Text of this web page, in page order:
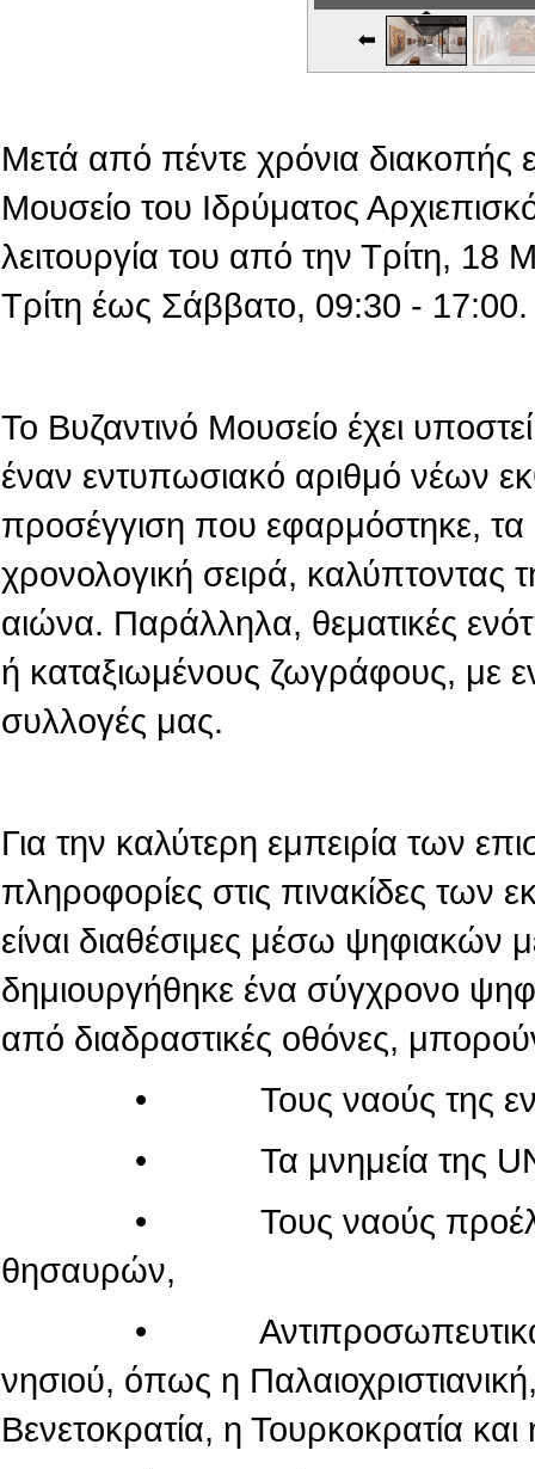
Μετά από πέντε χρόνια διακοπής
Μουσείο του Ιδρύματος
λειτουργία του από την Τρίτη,
Τρίτη έως Σάββατο, 09:30 - 17:00.
Το Βυζαντινό Μουσείο έχει υποστεί
έναν εντυπωσιακό αριθμό νέων
προσέγγιση που εφαρμόστηκε, τα
χρονολογική σειρά, καλύπτοντας
αιώνα. Παράλληλα, θεματικές
ή καταξιωμένους ζωγράφους, με
συλλογές μας.
Για την καλύτερη εμπειρία των
πληροφορίες στις πινακίδες των
είναι διαθέσιμες μέσω
δημιουργήθηκε ένα σύγχρονο
από διαδραστικές οθόνες,
• Τους ναούς της εντός
• Τα μνημεία της
• Τους ναούς
θησαυρών,
• Αντιπροσωπευτικά
νησιού, όπως η
Βενετοκρατία, η Τουρκοκρατία